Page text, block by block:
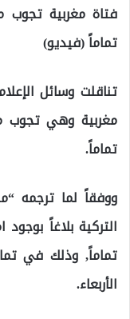
فتاة مغربية
تماماً (فيديو)
تناقلت وسائل
مغربية وهي تجوب
تماماً.
ووفقاً لما ترجمه
التركية بلاغاً
الأربعاء.